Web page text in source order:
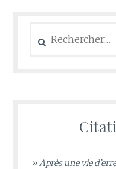
» Après une vie